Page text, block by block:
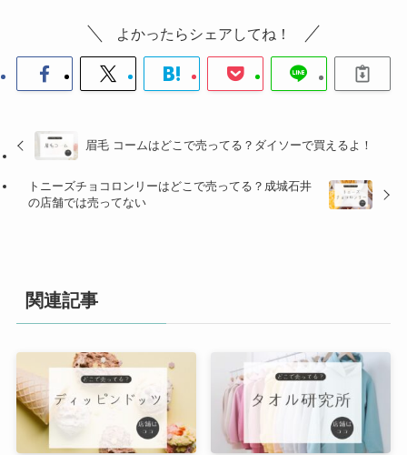
よかったらシェアしてね！
眉毛 コームはどこで売ってる？ダイソーで買えるよ！
トニーズチョコロンリーはどこで売ってる？成城石井
の店舗では売ってない
関連記事